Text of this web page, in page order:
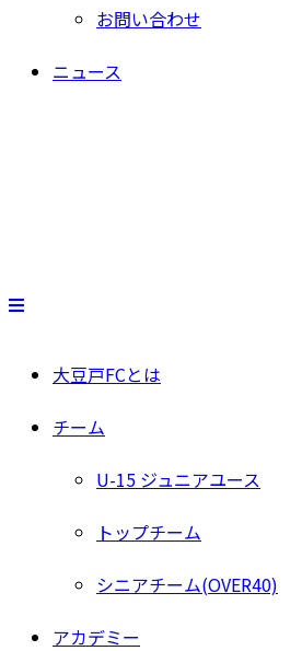
お問い合わせ
ニュース
大豆戸FCとは
チーム
U-15 ジュニアユース
トップチーム
シニアチーム(OVER40)
アカデミー